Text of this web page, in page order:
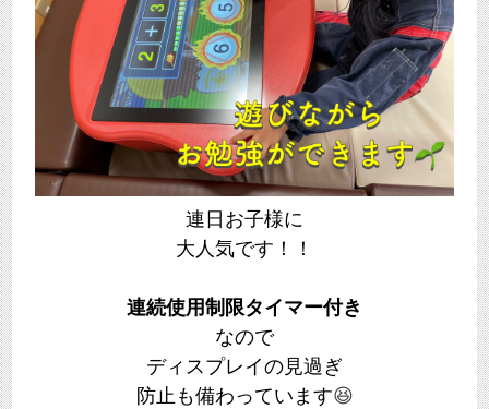
連日お子様に
大人気です！！
連続使用制限タイマー付き
なので
ディスプレイの見過ぎ
防止も備わっています😆